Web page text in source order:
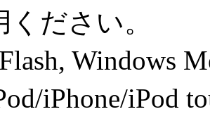
ださい。
Windows
iPhone/iPod